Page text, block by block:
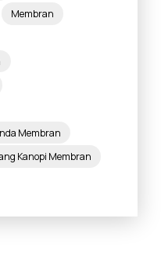
Membran
Membran
Kanopi Membran